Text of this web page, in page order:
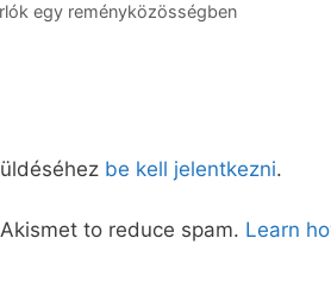
egy reményközösségben
be kell jelentkezni.
to reduce spam. Learn